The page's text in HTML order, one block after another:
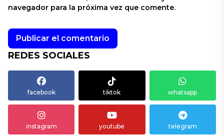
navegador para la próxima vez que comente.
REDES SOCIALES
facebook tiktok whatsapp
instagram youtube telegram